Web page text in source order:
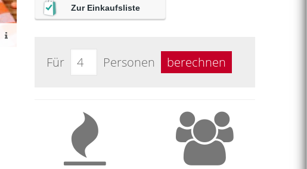
Zur Einkaufsliste
Für Personen berechnen